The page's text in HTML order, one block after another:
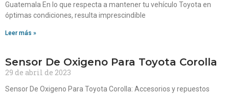
Guatemala En lo que respecta a mantener tu vehículo Toyota en
óptimas condiciones, resulta imprescindible
Leer más »
Sensor De Oxigeno Para Toyota Corolla
29 de abril de 2023
Sensor De Oxigeno Para Toyota Corolla: Accesorios y repuestos